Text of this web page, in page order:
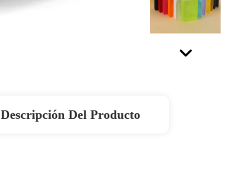
Descripción Del Producto